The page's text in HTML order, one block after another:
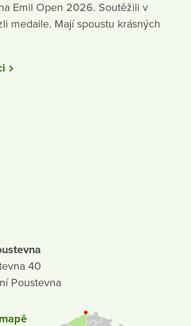
Emil Open 2026. Soutěžili v
medaile. Mají spoustu krásných
40
Poustevna